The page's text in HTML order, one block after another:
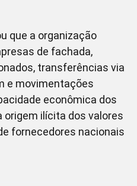
que a organização
de fachada,
transferências via
e movimentações
econômica dos
origem ilícita dos valores
fornecedores nacionais